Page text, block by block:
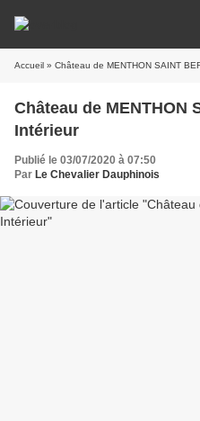
Accueil » Château de MENTHON SAINT
Château de MENTHON
Intérieur
Publié le 03/07/2020 à 07:50
Par Le Chevalier Dauphinois